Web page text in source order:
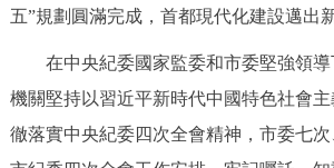
綠色北京 圖説北京
多語種
ENGLISH 한국어
五”規劃圓滿完成，首都現代化建設邁出
在中央紀委國家監委和市委堅強領導
機關堅持以習近平新時代中國特色社會
徹落實中央紀委四次全會精神，市委七